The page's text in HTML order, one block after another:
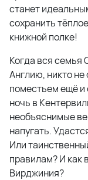
станет
сохранить
книжной полке!
Когда вся семья
Англию, никто
поместьем ещё и
ночь в
необъяснимые
напугать.
Или
правилам? И как
Вирджиния?